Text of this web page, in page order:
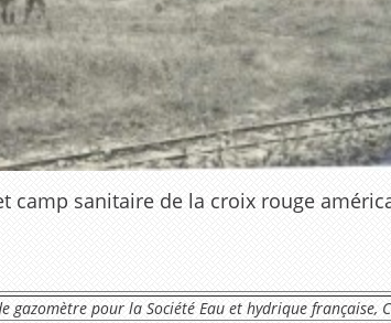
sanitaire de la croix rouge
gazomètre pour la Société Eau et hydrique française,